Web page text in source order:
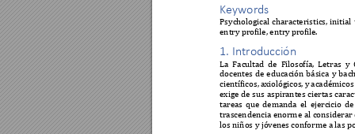
Keywords
Psychological characteristics, initial
entry profile, entry profile.
1. Introducción
La Facultad de Filosofía, Letras y
docentes de educación básica y
científicos, axiológicos, y
exige de sus aspirantes ciertas
tareas que demanda el ejercicio
trascendencia enorme al considerar
los niños y jóvenes conforme a las